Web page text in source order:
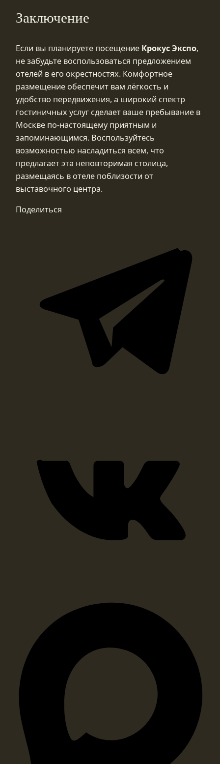
Заключение
Если вы планируете посещение Крокус Экспо,
не забудьте воспользоваться предложением
отелей в его окрестностях. Комфортное
размещение обеспечит вам лёгкость и
удобство передвижения, а широкий спектр
гостиничных услуг сделает ваше пребывание в
Москве по-настоящему приятным и
запоминающимся. Воспользуйтесь
возможностью насладиться всем, что
предлагает эта неповторимая столица,
размещаясь в отеле поблизости от
выставочного центра.
Поделиться